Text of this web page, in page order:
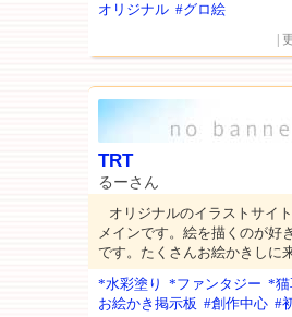
オリジナル #グロ絵
|
TRT
るーさん
オリジナルのイラストサイ
メインです。絵を描くのが好
です。たくさんお絵かきしに
*水彩塗り *ファンタジー *猫
お絵かき掲示板 #創作中心 #